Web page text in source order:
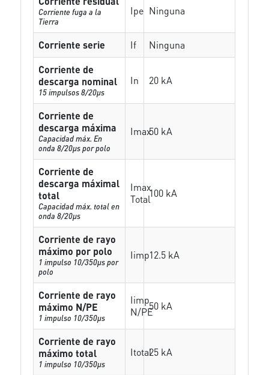
Corriente fuga a la
Tierra
Ipe Ninguna
Corriente serie If
Ninguna
Corriente de
descarga nominal
15 impulsos 8/20µs
In 20 kA
Corriente de
descarga máxima
Capacidad máx. En
onda 8/20µs por polo
Imax50 kA
Corriente de
descarga máximal
total
Capacidad máx. total en
onda 8/20µs
Imax
Total100 kA
Corriente de rayo
máximo por polo
1 impulso 10/350µs por
polo
Iimp12.5 kA
Corriente de rayo
máximo N/PE
1 impulso 10/350µs
Iimp
N/PE50 kA
Corriente de rayo
máximo total
1 impulso 10/350µs
Itotal25 kA